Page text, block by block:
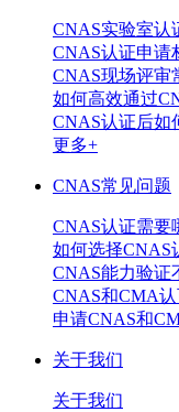
CNAS实验室认
CNAS认证申请
CNAS现场评审
如何高效通过
CNAS认证后如
更多+
CNAS常见问题
CNAS认证需要
如何选择CNAS
CNAS能力验证
CNAS和CMA
申请CNAS和
关于我们
关于我们